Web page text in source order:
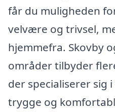
får du muligheden
velvære og trivsel,
hjemmefra. Skovby
områder tilbyder
der specialiserer sig
trygge og